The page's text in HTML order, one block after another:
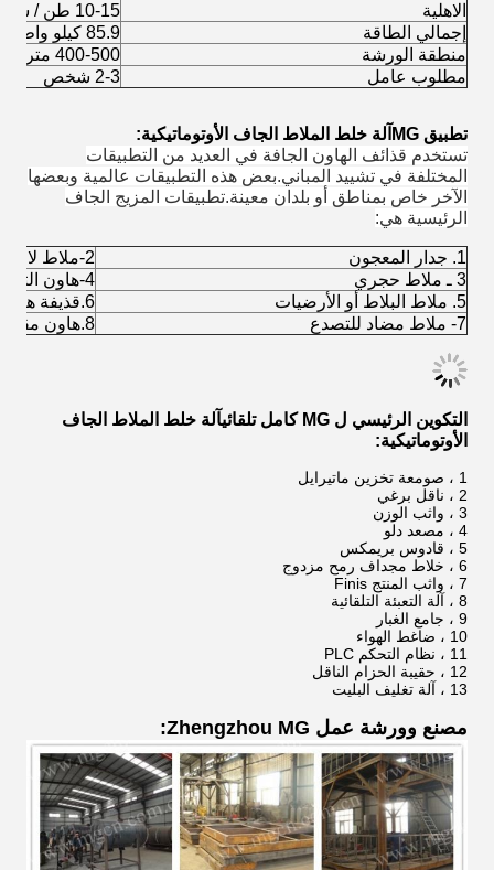
الاهلية
10-15 طن / ساعة
إجمالي الطاقة
85.9 كيلو واط
منطقة الورشة
400-500 متر مربع
مطلوب عامل
2-3 شخص
تطبيق MG آلة خلط الملاط الجاف الأوتوماتيكية:
تستخدم قذائف الهاون الجافة في العديد من التطبيقات
المختلفة في تشييد المباني.بعض هذه التطبيقات عالمية وبعضها
الآخر خاص بمناطق أو بلدان معينة.تطبيقات المزيج الجاف
الرئيسية هي:
1. جدار المعجون
2-ملاط لاصق للأرضيات أو البلاط
3 ـ ملاط ​​حجري
4-هاون التسوية الذاتية
5. ملاط ​​البلاط أو الأرضيات
6.قذيفة هاون
7- ملاط ​​مضاد للتصدع
8.هاون مقاوم للماء ، إلخ.
التكوين الرئيسي ل MG كامل تلقائي
آلة خلط الملاط الجاف
الأوتوماتيكية:
1 ، صومعة تخزين ماتيرايل
2 ، ناقل برغي
3 ، واثب الوزن
4 ، مصعد دلو
5 ، قادوس بريمكس
6 ، خلاط مجداف رمح مزدوج
7 ، واثب المنتج Finis
8 ، آلة التعبئة التلقائية
9 ، جامع الغبار
10 ، ضاغط الهواء
11 ، نظام التحكم PLC
12 ، حقيبة الحزام الناقل
13 ، آلة تغليف البليت
مصنع وورشة عمل Zhengzhou MG: